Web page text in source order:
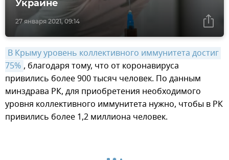
27 января 2021, 09:14
Украине
В Крыму уровень коллективного иммунитета достиг
75% , благодаря тому, что от коронавируса
привились более 900 тысяч человек. По данным
минздрава РК, для приобретения необходимого
уровня коллективного иммунитета нужно, чтобы в РК
привились более 1,2 миллиона человек.